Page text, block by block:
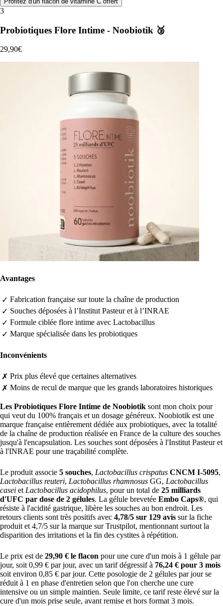
3
Probiotiques Flore Intime - Noobiotik 🥉
29,90€
Avantages
✓ Fabrication française sur toute la chaîne de production
✓ Souches déposées à l’Institut Pasteur et à l’INRAE
✓ Formule ciblée flore intime avec Lactobacillus
✓ Marque spécialisée dans les probiotiques
Inconvénients
✗ Prix plus élevé que certaines alternatives
✗ Moins de recul de marque que les grands laboratoires historiques
Les Probiotiques Flore Intime de Noobiotik sont mon choix pour
qui veut du 100% français et un dosage généreux. Noobiotik est une
marque française entièrement dédiée aux probiotiques, avec la totalité
de la chaîne de production réalisée en France de la culture des souches
jusqu'à l'encapsulation. Les souches sont déposées à l'Institut Pasteur et
à l'INRAE pour une traçabilité complète.
Le produit associe 5 souches, Lactobacillus crispatus CNCM I-5095,
Lactobacillus reuteri, Lactobacillus rhamnosus GG, Lactobacillus
casei et Lactobacillus acidophilus, pour un total de 25 milliards
d'UFC par dose de 2 gélules. La gélule brevetée Embo Caps®, qui
résiste à l'acidité gastrique, libère les souches au bon endroit. Les
retours clients sont très positifs avec 4,78/5 sur 129 avis sur la fiche
produit et 4,7/5 sur la marque sur Trustpilot, mentionnant surtout la
disparition des irritations et la fin des cystites à répétition.
Le prix est de 29,90 € le flacon pour une cure d'un mois à 1 gélule par
jour, soit 0,99 € par jour, avec un tarif dégressif à 76,24 € pour 3 mois
soit environ 0,85 € par jour. Cette posologie de 2 gélules par jour se
réduit à 1 en phase d'entretien selon que l'on cherche une cure
intensive ou un simple maintien. Seule limite, ce tarif reste élevé sur la
cure d'un mois prise seule, avant remise et hors format 3 mois.